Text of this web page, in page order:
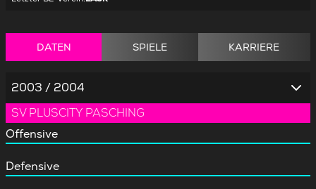
DATEN SPIELE KARRIERE
2003 / 2004
SV PLUSCITY PASCHING
Offensive
Defensive